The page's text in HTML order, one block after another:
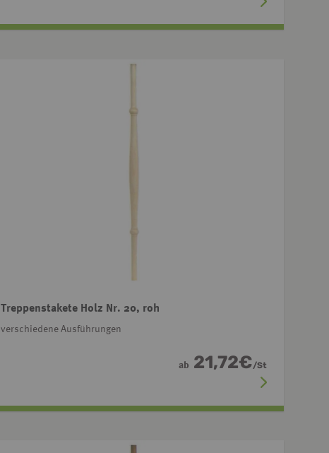
Treppenstakete Holz Nr. 20, roh
verschiedene Ausführungen
ab 21,72€/St